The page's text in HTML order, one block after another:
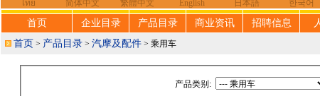
ไทย 简体中文 繁體中文 English 日本語 한국어
首页 企业目录 产品目录 商业资讯 招聘信息
首页 > 产品目录 > 汽摩及配件 > 乘用车
产品类别: